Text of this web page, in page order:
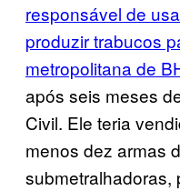
responsável de
produzir trabucos
metropolitana de
após seis meses
Civil. Ele teria
menos dez armas
submetralhadoras,